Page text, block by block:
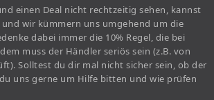
einen Deal nicht rechtzeitig sehen, kannst
wir kümmern uns umgehend um die
dabei immer die 10% Regel, die bei
muss der Händler seriös sein (z.B. von
Solltest du dir mal nicht sicher sein, ob der
uns gerne um Hilfe bitten und wie prüfen